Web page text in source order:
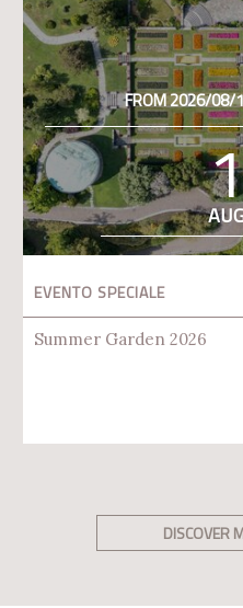
FROM 2026/
EVENTO SPECIALE
Summer Garden 2026
DISCOVER